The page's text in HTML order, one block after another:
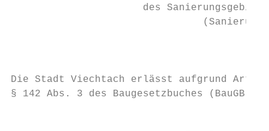
des
Die Stadt Viechtach erlässt aufgrund Art.
§ 142 Abs. 3 des Baugesetzbuches (BauGB)